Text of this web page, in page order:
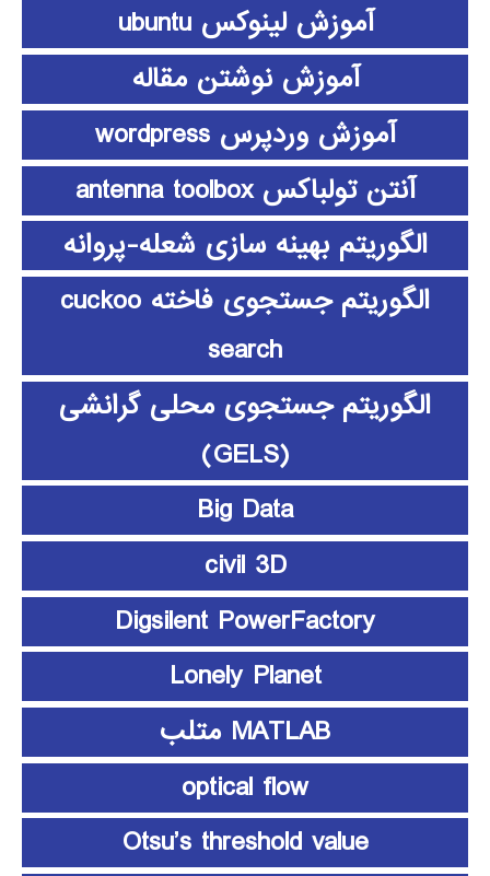
آموزش لینوکس ubuntu
آموزش نوشتن مقاله
آموزش وردپرس wordpress
آنتن تولباکس antenna toolbox
الگوریتم بهینه سازی شعله-پروانه
الگوریتم جستجوی فاخته cuckoo
search
الگوریتم جستجوی محلی گرانشی
(GELS)
Big Data
civil 3D
Digsilent PowerFactory
Lonely Planet
MATLAB متلب
optical flow
Otsu’s threshold value